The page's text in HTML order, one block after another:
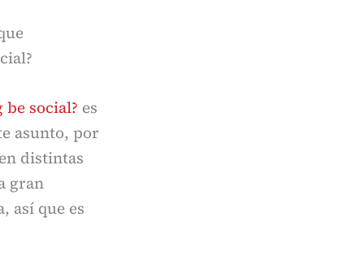
social? es
asunto, por
distintas
gran
así que es